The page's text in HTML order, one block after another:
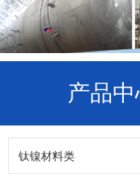
产品
钛镍材料类